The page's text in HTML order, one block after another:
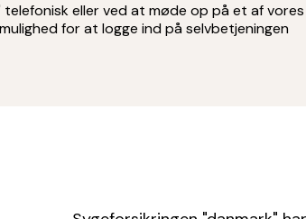
eller ved at møde op på et af vores
for at logge ind på selvbetjeningen